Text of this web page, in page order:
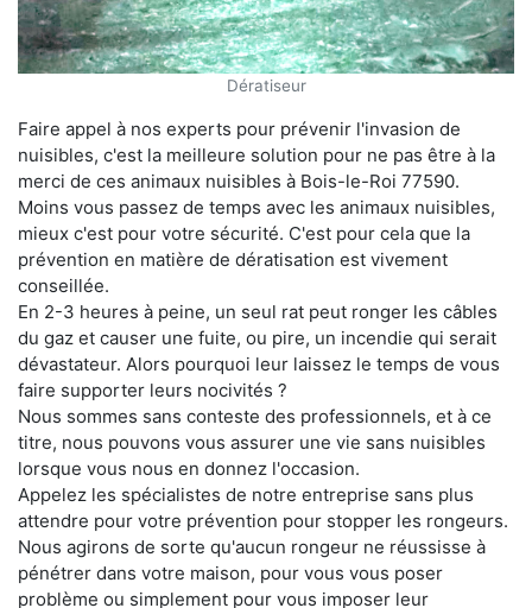
Dératiseur
Faire appel à nos experts pour prévenir l'invasion de
nuisibles, c'est la meilleure solution pour ne pas être à la
merci de ces animaux nuisibles à Bois-le-Roi 77590.
Moins vous passez de temps avec les animaux nuisibles,
mieux c'est pour votre sécurité. C'est pour cela que la
prévention en matière de dératisation est vivement
conseillée.
En 2-3 heures à peine, un seul rat peut ronger les câbles
du gaz et causer une fuite, ou pire, un incendie qui serait
dévastateur. Alors pourquoi leur laissez le temps de vous
faire supporter leurs nocivités ?
Nous sommes sans conteste des professionnels, et à ce
titre, nous pouvons vous assurer une vie sans nuisibles
lorsque vous nous en donnez l'occasion.
Appelez les spécialistes de notre entreprise sans plus
attendre pour votre prévention pour stopper les rongeurs.
Nous agirons de sorte qu'aucun rongeur ne réussisse à
pénétrer dans votre maison, pour vous vous poser
problème ou simplement pour vous imposer leur